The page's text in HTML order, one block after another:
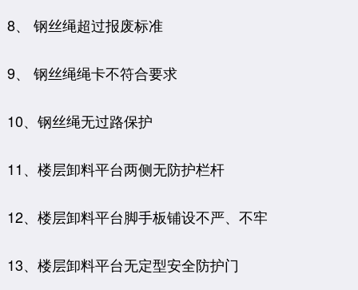
8、 钢丝绳超过报废标准
9、 钢丝绳绳卡不符合要求
10、钢丝绳无过路保护
11、楼层卸料平台两侧无防护栏杆
12、楼层卸料平台脚手板铺设不严、不牢
13、楼层卸料平台无定型安全防护门